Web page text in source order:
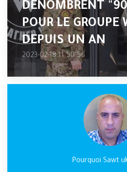
DÉNOMBRENT
POUR LE GROUPE
DEPUIS UN AN
2023-02-18 11:50:56
Pourquoi Sawt